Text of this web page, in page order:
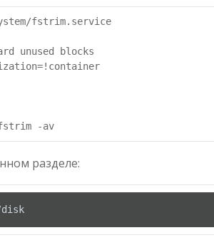
fstrim.service
unused blocks
разделе: